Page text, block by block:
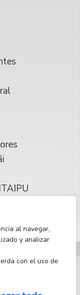
al navegar,
y analizar
con el uso de